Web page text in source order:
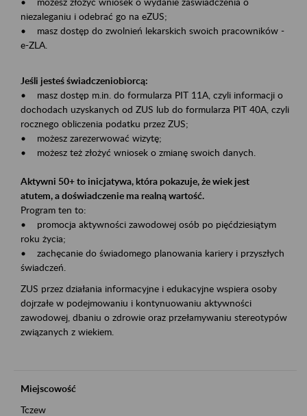
niezaleganiu i odebrać go na eZUS;
• masz dostęp do zwolnień lekarskich swoich pracowników -
e-ZLA.
Jeśli jesteś świadczeniobiorcą:
• masz dostęp m.in. do formularza PIT 11A, czyli informacji o
dochodach uzyskanych od ZUS lub do formularza PIT 40A, czyli
rocznego obliczenia podatku przez ZUS;
• możesz zarezerwować wizytę;
• możesz też złożyć wniosek o zmianę swoich danych.
Aktywni 50+ to inicjatywa, która pokazuje, że wiek jest
atutem, a doświadczenie ma realną wartość.
Program ten to:
• promocja aktywności zawodowej osób po pięćdziesiątym
roku życia;
• zachęcanie do świadomego planowania kariery i przyszłych
świadczeń.
ZUS przez działania informacyjne i edukacyjne wspiera osoby
dojrzałe w podejmowaniu i kontynuowaniu aktywności
zawodowej, dbaniu o zdrowie oraz przełamywaniu stereotypów
związanych z wiekiem.
Miejscowość
Tczew